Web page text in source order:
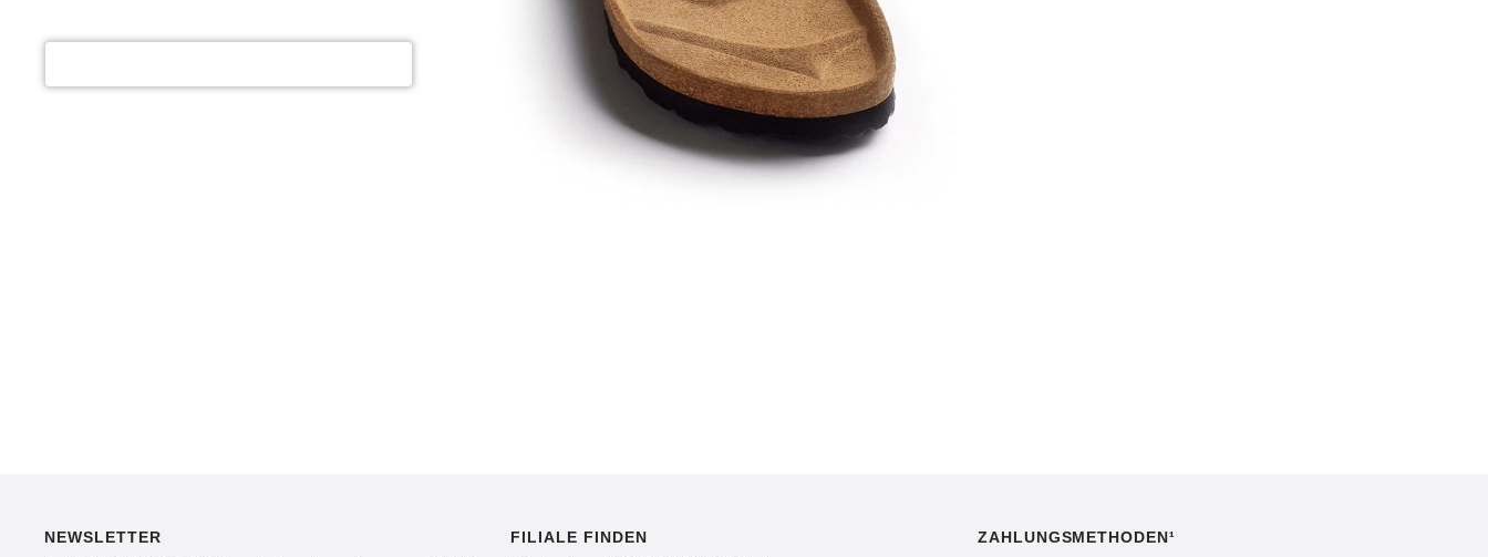
NEWSLETTER
FILIALE FINDEN
ZAHLUNGSMETHODEN¹